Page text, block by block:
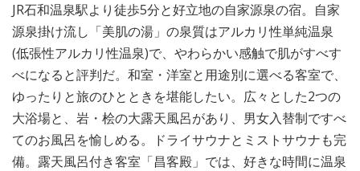
JR石和温泉駅より徒歩5分と好立地の自家源泉の宿。自家
源泉掛け流し「美肌の湯」の泉質はアルカリ性単純温泉
(低張性アルカリ性温泉)で、やわらかい感触で肌がすべす
べになると評判だ。和室・洋室と用途別に選べる客室で、
ゆったりと旅のひとときを堪能したい。広々とした2つの
大浴場と、岩・桧の大露天風呂があり、男女入替制ですべ
てのお風呂を愉しめる。ドライサウナとミストサウナも完
備。露天風呂付き客室「昌客殿」では、好きな時間に温泉